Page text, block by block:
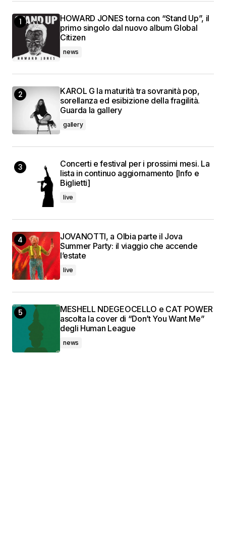
HOWARD JONES torna con “Stand Up”, il
primo singolo dal nuovo album Global
Citizen
news
KAROL G la maturità tra sovranità pop,
sorellanza ed esibizione della fragilità.
Guarda la gallery
gallery
Concerti e festival per i prossimi mesi. La
lista in continuo aggiornamento [Info e
Biglietti]
live
JOVANOTTI, a Olbia parte il Jova
Summer Party: il viaggio che accende
l’estate
live
MESHELL NDEGEOCELLO e CAT POWER
ascolta la cover di “Don’t You Want Me”
degli Human League
news